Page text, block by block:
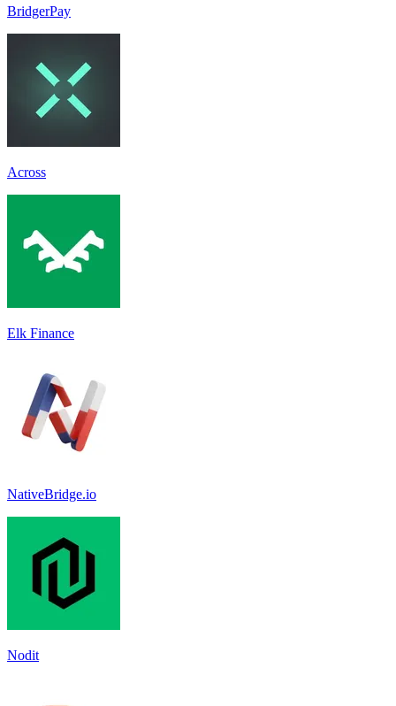
BridgerPay
Across
Elk Finance
NativeBridge.io
Nodit